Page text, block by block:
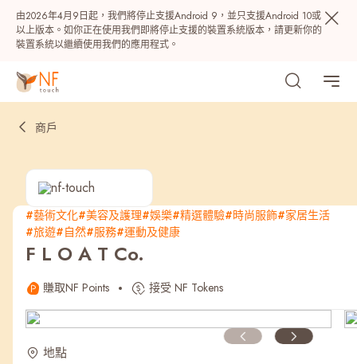
由2026年4月9日起，我們將停止支援Android 9，並只支援Android 10或
以上版本。如你正在使用我們即將停止支援的裝置系統版本，請更新你的
裝置系統以繼續使用我們的應用程式。
熱門
NF 種籽 NF Points AIRSIDE
最近搜尋紀錄
商戶
#藝術文化#美容及護理#娛樂#精選體驗#時尚服飾#家居生活
#旅遊#自然#服務#運動及健康
F L O A T Co.
賺取NF Points 接受 NF Tokens
地點